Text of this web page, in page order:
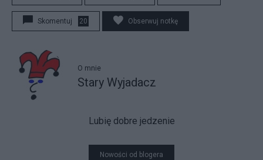
Skomentuj 20 Obserwuj notkę
O mnie
Stary Wyjadacz
Lubię dobre jedzenie
Nowości od blogera